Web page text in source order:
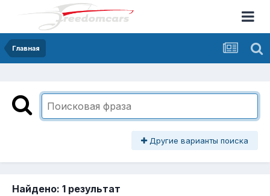
Главная
Другие варианты поиска
Найдено: 1 результат